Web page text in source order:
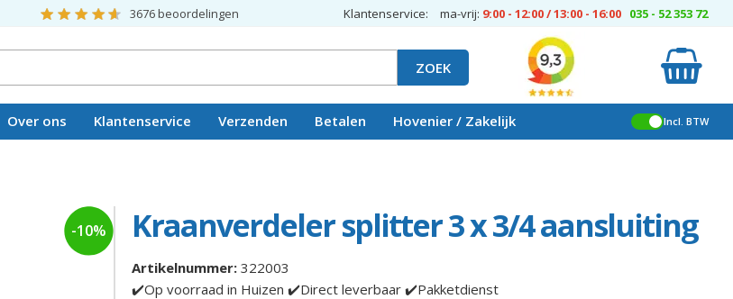
Klantenservice: ma-vrij: 9:00 - 12:00 / 13:00 - 16:00 035 - 52 353 72
3676beoordelingen
Incl. BTW
ZOEK
Over ons Klantenservice Verzenden Betalen
Hovenier / Zakelijk
-10% Kraanverdeler splitter 3 x 3/4 aansluiting
Artikelnummer: 322003
✔️Op voorraad in Huizen ✔️Direct leverbaar ✔️Pakketdienst